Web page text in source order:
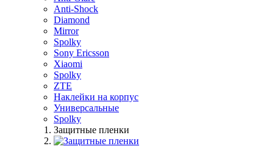
Anti-Shock
Diamond
Mirror
Spolky
Sony Ericsson
Xiaomi
Spolky
ZTE
Наклейки на корпус
Универсальные
Spolky
Защитные пленки